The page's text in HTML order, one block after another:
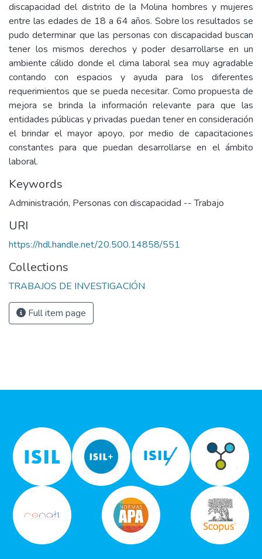
discapacidad del distrito de la Molina hombres y mujeres
entre las edades de 18 a 64 años. Sobre los resultados se
pudo determinar que las personas con discapacidad buscan
tener los mismos derechos y poder desarrollarse en un
ambiente cálido donde el clima laboral sea muy agradable
contando con espacios y ayuda para los diferentes
requerimientos que se pueda necesitar. Como propuesta de
mejora se brinda la información relevante para que las
entidades públicas y privadas puedan tener en consideración
el brindar el mayor apoyo, por medio de capacitaciones
constantes para que puedan desarrollarse en el ámbito
laboral.
Keywords
Administración, Personas con discapacidad -- Trabajo
URI
https://hdl.handle.net/20.500.14858/551
Collections
TRABAJOS DE INVESTIGACIÓN
Full item page